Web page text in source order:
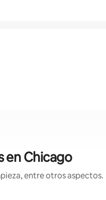
en Chicago
entre otros aspectos.